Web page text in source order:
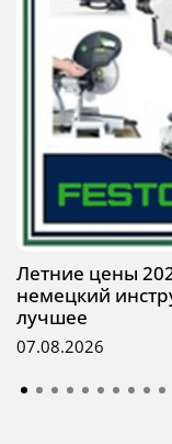
Летние цены
немецкий
лучшее
07.08.2026